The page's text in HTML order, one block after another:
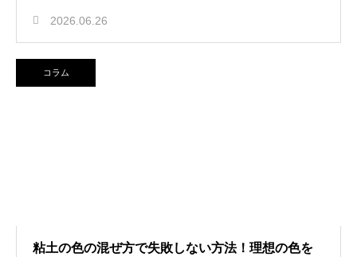
2026.06.26
コラム
粘土の色の混ぜ方で失敗しない方法！理想の色を